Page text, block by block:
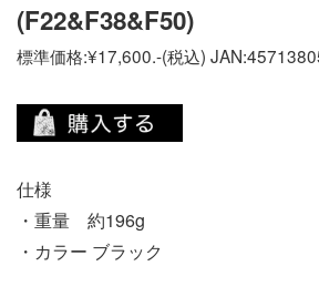
(F22&F38&F50)
標準価格:¥17,600.-(税込)
仕様
・重量 約196g
・カラー ブラック